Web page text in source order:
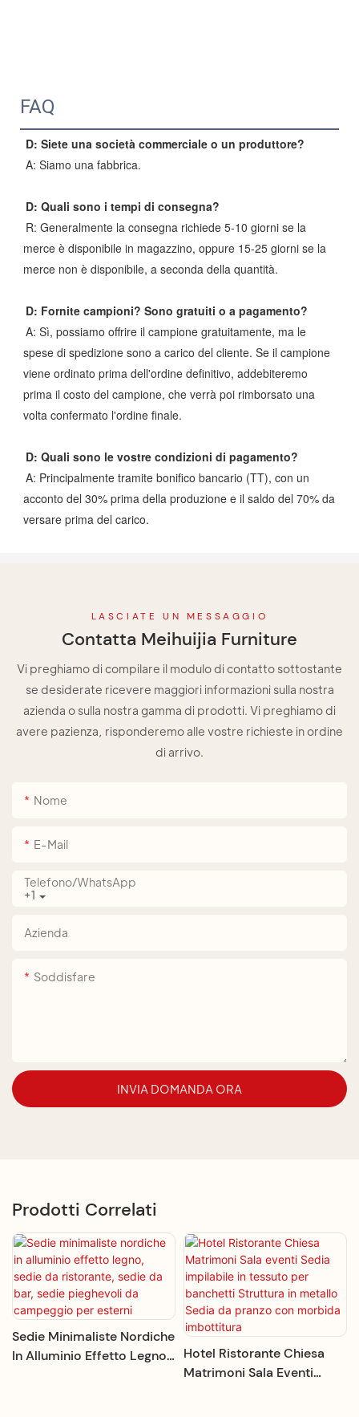
FAQ
D: Siete una società commerciale o un produttore?
A: Siamo una fabbrica.
D: Quali sono i tempi di consegna?
R: Generalmente la consegna richiede 5-10 giorni se la
merce è disponibile in magazzino, oppure 15-25 giorni se la
merce non è disponibile, a seconda della quantità.
D: Fornite campioni? Sono gratuiti o a pagamento?
A: Sì, possiamo offrire il campione gratuitamente, ma le
spese di spedizione sono a carico del cliente. Se il campione
viene ordinato prima dell'ordine definitivo, addebiteremo
prima il costo del campione, che verrà poi rimborsato una
volta confermato l'ordine finale.
D: Quali sono le vostre condizioni di pagamento?
A: Principalmente tramite bonifico bancario (TT), con un
acconto del 30% prima della produzione e il saldo del 70% da
versare prima del carico.
LASCIATE UN MESSAGGIO
Contatta Meihuijia Furniture
Vi preghiamo di compilare il modulo di contatto sottostante
se desiderate ricevere maggiori informazioni sulla nostra
azienda o sulla nostra gamma di prodotti. Vi preghiamo di
avere pazienza, risponderemo alle vostre richieste in ordine
di arrivo.
Nome
E-Mail
+1
Telefono/WhatsApp
Azienda
Soddisfare
INVIA DOMANDA ORA
Prodotti Correlati
Sedie Minimaliste Nordiche
In Alluminio Effetto Legno,
Hotel Ristorante Chiesa
Matrimoni Sala Eventi